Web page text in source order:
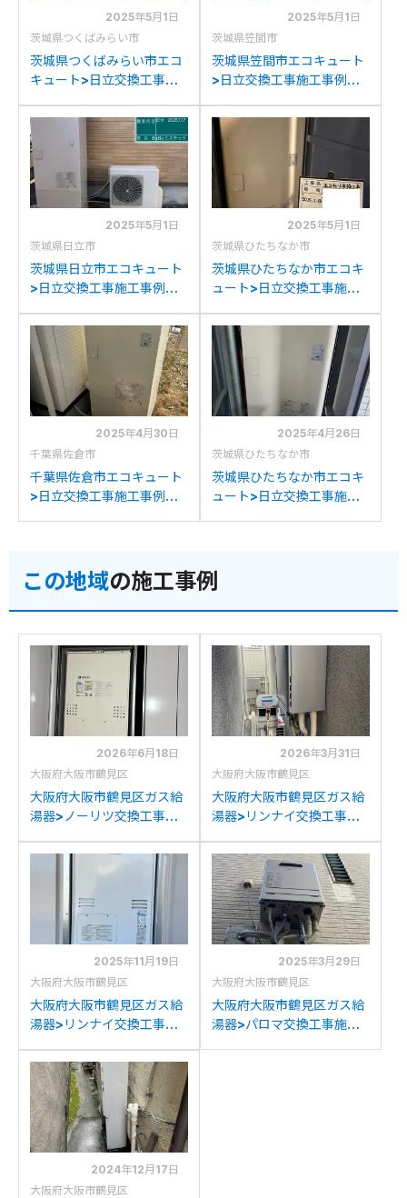
2025年5月1日
茨城県つくばみらい市
茨城県つくばみらい市エコ
キュート>日立交換工事施
TAG37Wから日立BHP-
FG37WUへの交換
2025年5月1日
茨城県笠間市
茨城県笠間市エコキュート
>日立交換工事施工事例：
日立BHP-FG37WUへの交
換
2025年5月1日
茨城県日立市
茨城県日立市エコキュート
>日立交換工事施工事例：
3747GPXHから日立BHP-
FG37WUへの交換
2025年5月1日
茨城県ひたちなか市
茨城県ひたちなか市エコキ
ュート>日立交換工事施工
TAG37Wから日立BHP-
FG37WUへの交換
2025年4月30日
千葉県佐倉市
千葉県佐倉市エコキュート
>日立交換工事施工事例：
2025年4月26日
茨城県ひたちなか市
茨城県ひたちなか市エコキ
ュート>日立交換工事施工
この地域の施工事例
2026年6月18日
大阪府大阪市鶴見区
大阪府大阪市鶴見区ガス給
湯器>ノーリツ交換工事施
C2437SAWX6H-Hからノ
ーリツGTH-
CP2461SAW3H-H-1BLへ
の交換
2026年3月31日
大阪府大阪市鶴見区
大阪府大阪市鶴見区ガス給
湯器>リンナイ交換工事施
A2400SAWからリンナイ
RUF-K2406SAW(A)への
交換
2025年11月19日
大阪府大阪市鶴見区
大阪府大阪市鶴見区ガス給
湯器>リンナイ交換工事施
V2403SAT2-6からリンナ
イRUFH-A2400SAT2-
6(A)への交換
2025年3月29日
大阪府大阪市鶴見区
大阪府大阪市鶴見区ガス給
湯器>パロマ交換工事施工
2024年12月17日
大阪府大阪市鶴見区